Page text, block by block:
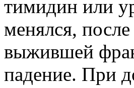
тимидин или
менялся,
выжившей
падение. При